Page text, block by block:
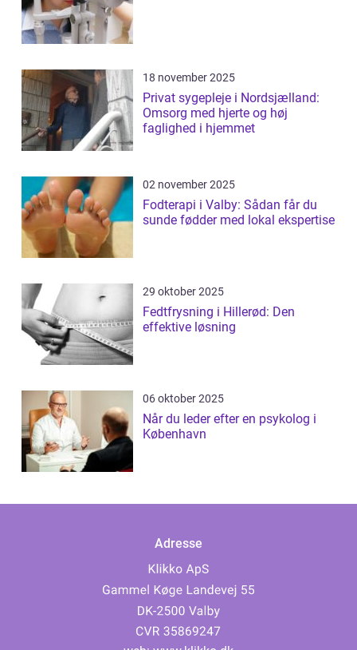
18 november 2025
Privat sygepleje i Nordsjælland:
Omsorg med hjerte og høj
faglighed i hjemmet
02 november 2025
Fodterapi i Valby: Sådan får du
sunde fødder med lokal ekspertise
29 oktober 2025
Fedtfrysning i Hillerød: Den
effektive løsning
06 oktober 2025
Når du leder efter en psykolog i
København
Adresse